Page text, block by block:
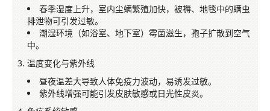
春季湿度上升，室内尘螨繁殖加快，被褥、地毯中的螨虫
排泄物可引发过敏。
潮湿环境（如浴室、地下室）霉菌滋生，孢子扩散到空气
中。
温度变化与紫外线
昼夜温差大导致人体免疫力波动，易诱发过敏。
紫外线增强可能引发皮肤敏感或日光性皮炎。